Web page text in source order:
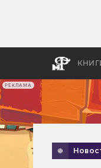
РЕКЛАМА